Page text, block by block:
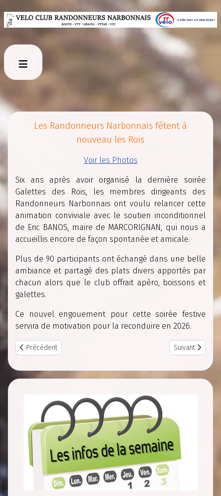
Les Randonneurs Narbonnais fêtent à
nouveau les Rois
Voir les Photos
Six ans après avoir organisé la dernière soirée
Galettes des Rois, les membres dirigeants des
Randonneurs Narbonnais ont voulu relancer cette
animation conviviale avec le soutien inconditionnel
de Eric BANOS, maire de MARCORIGNAN, qui nous a
accueillis encore de façon spontanée et amicale.
Plus de 90 participants ont échangé dans une belle
ambiance et partagé des plats divers apportés par
chacun alors que le club offrait apéro, boissons et
galettes.
Ce nouvel engouement pour cette soirée festive
servira de motivation pour la reconduire en 2026.
Previous article: Point café 09 Février 2025
Précédent Next article:
Suivant